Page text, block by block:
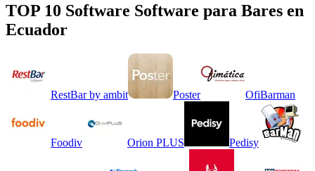
TOP 10 Software Software para Bares en
Ecuador
RestBar by ambit Poster OfiBarman
Foodiv Orion PLUS Pedisy